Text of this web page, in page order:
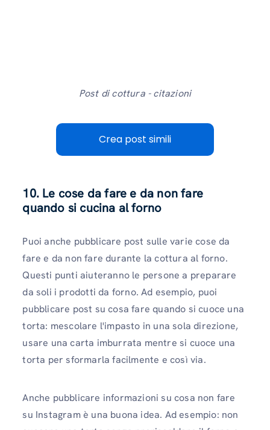
Post di cottura - citazioni
Crea post simili
10. Le cose da fare e da non fare
quando si cucina al forno
Puoi anche pubblicare post sulle varie cose da
fare e da non fare durante la cottura al forno.
Questi punti aiuteranno le persone a preparare
da soli i prodotti da forno. Ad esempio, puoi
pubblicare post su cosa fare quando si cuoce una
torta: mescolare l'impasto in una sola direzione,
usare una carta imburrata mentre si cuoce una
torta per sformarla facilmente e così via.
Anche pubblicare informazioni su cosa non fare
su Instagram è una buona idea. Ad esempio: non